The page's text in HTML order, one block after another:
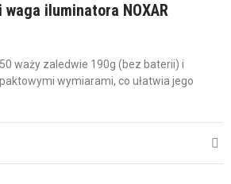
iluminatora NOXAR
waży zaledwie 190g (bez baterii) i
wymiarami, co ułatwia jego